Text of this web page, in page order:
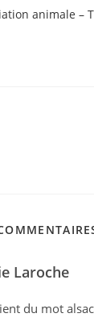
animale –
Laroche
du mot